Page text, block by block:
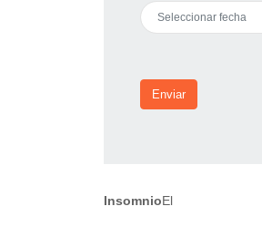
Enviar
InsomnioEl